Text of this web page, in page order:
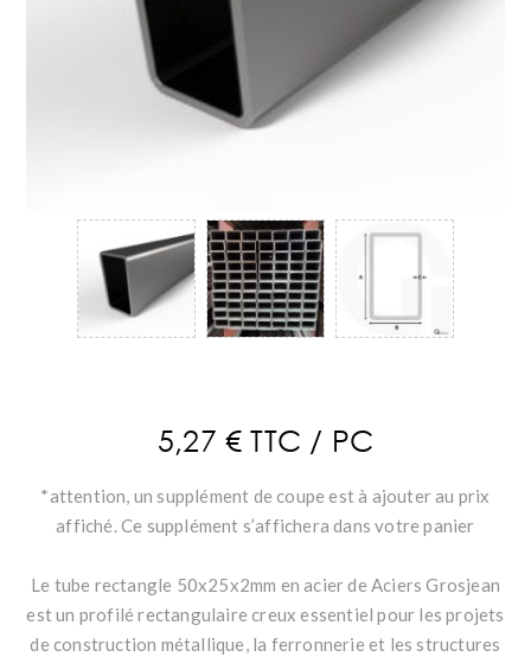
5,27 € TTC / PC
*attention, un supplément de coupe est à ajouter au prix
affiché. Ce supplément s’affichera dans votre panier
Le tube rectangle 50x25x2mm en acier de Aciers Grosjean
est un profilé rectangulaire creux essentiel pour les projets
de construction métallique, la ferronnerie et les structures